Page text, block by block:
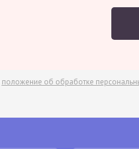
положение об обработке